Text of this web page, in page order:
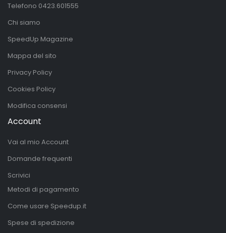
Telefono 0423.601555
Chi siamo
SpeedUp Magazine
Mappa del sito
Privacy Policy
Cookies Policy
Modifica consensi
Account
Vai al mio Account
Domande frequenti
Scrivici
Metodi di pagamento
Come usare Speedup.it
Spese di spedizione